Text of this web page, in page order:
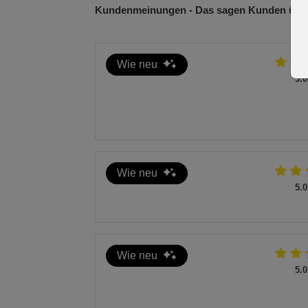
Kundenmeinungen - Das sagen Kunden
Wie neu
5.0
Wie neu
5.0
Wie neu
5.0